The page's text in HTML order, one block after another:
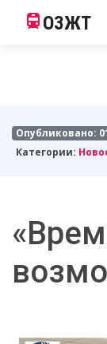
ОЗЖТ
Опубликовано:
Категории: